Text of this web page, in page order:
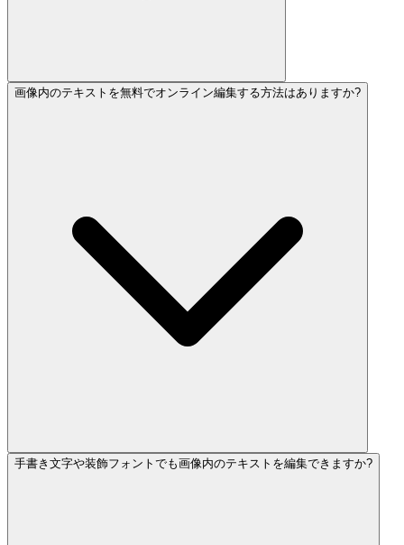
画像内のテキストを無料でオンライン編集する方法はありますか?
手書き文字や装飾フォントでも画像内のテキストを編集できますか?